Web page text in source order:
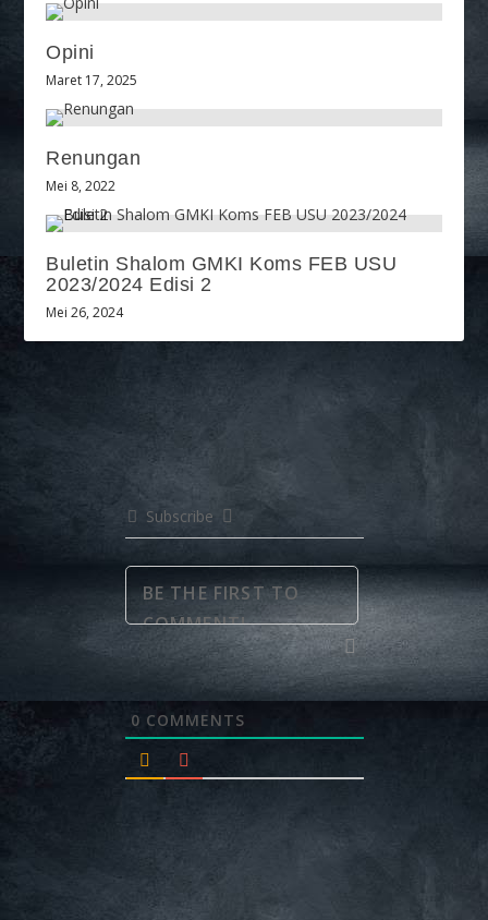
Opini
Maret 17, 2025
Renungan
Mei 8, 2022
Buletin Shalom GMKI Koms FEB USU
2023/2024 Edisi 2
Mei 26, 2024
Subscribe
0 COMMENTS